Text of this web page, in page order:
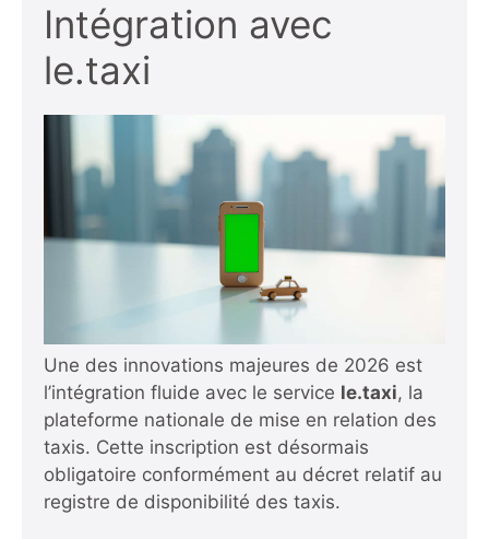
Intégration avec
le.taxi
Une des innovations majeures de 2026 est
l’intégration fluide avec le service le.taxi, la
plateforme nationale de mise en relation des
taxis. Cette inscription est désormais
obligatoire conformément au décret relatif au
registre de disponibilité des taxis.